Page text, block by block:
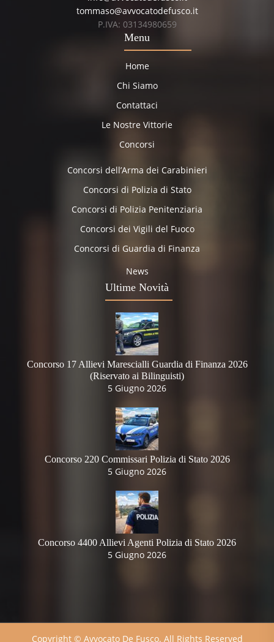
tommaso@avvocatodefusco.it
P.IVA: 03134980659
Menu
Home
Chi Siamo
Contattaci
Le Nostre Vittorie
Concorsi
Concorsi dell’Arma dei Carabinieri
Concorsi di Polizia di Stato
Concorsi di Polizia Penitenziaria
Concorsi dei Vigili del Fuoco
Concorsi di Guardia di Finanza
News
Ultime Novità
Concorso 17 Allievi Marescialli Guardia di Finanza 2026
(Riservato ai Bilinguisti)
5 Giugno 2026
Concorso 220 Commissari Polizia di Stato 2026
5 Giugno 2026
Concorso 4400 Allievi Agenti Polizia di Stato 2026
5 Giugno 2026
Copyright © Avvocato De Fusco. All Rights Reserved